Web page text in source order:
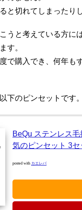
と切れてしまったり
うと考えている方に
す。
で購入でき、何年も
下のピンセットです。
BeQu ステンレス
気のピンセット 3
posted with カエレバ